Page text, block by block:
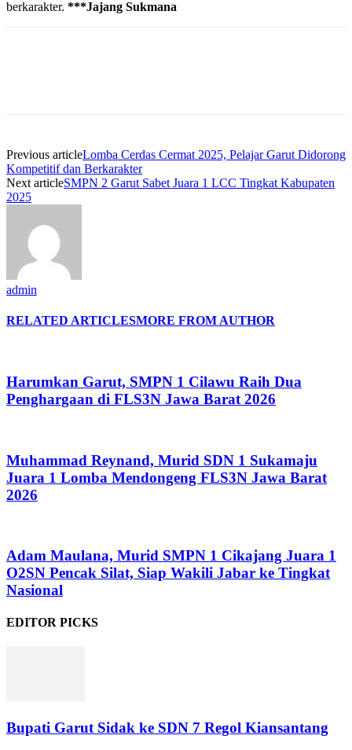
berkarakter. ***Jajang Sukmana
Previous articleLomba Cerdas Cermat 2025, Pelajar Garut Didorong
Kompetitif dan Berkarakter
Next articleSMPN 2 Garut Sabet Juara 1 LCC Tingkat Kabupaten
2025
admin
RELATED ARTICLESMORE FROM AUTHOR
Harumkan Garut, SMPN 1 Cilawu Raih Dua
Penghargaan di FLS3N Jawa Barat 2026
Muhammad Reynand, Murid SDN 1 Sukamaju
Juara 1 Lomba Mendongeng FLS3N Jawa Barat
2026
Adam Maulana, Murid SMPN 1 Cikajang Juara 1
O2SN Pencak Silat, Siap Wakili Jabar ke Tingkat
Nasional
EDITOR PICKS
Bupati Garut Sidak ke SDN 7 Regol Kiansantang